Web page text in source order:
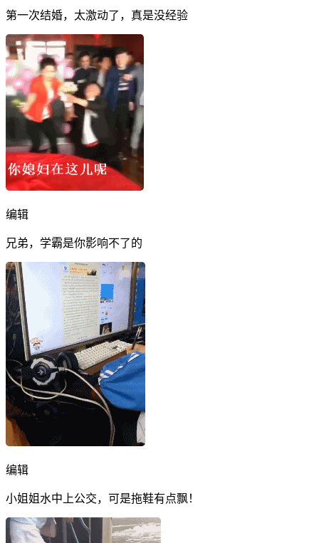
第一次结婚，太激动了，真是没经验
编辑
兄弟，学霸是你影响不了的
编辑
小姐姐水中上公交，可是拖鞋有点飘！